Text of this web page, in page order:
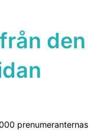
den
prenumeranternas